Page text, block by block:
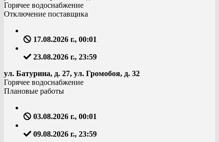
Горячее водоснабжение
Отключение поставщика
17.08.2026 г., 00:01
23.08.2026 г., 23:59
ул. Батурина, д. 27, ул. Громобоя, д. 32
Горячее водоснабжение
Плановые работы
03.08.2026 г., 00:01
09.08.2026 г., 23:59